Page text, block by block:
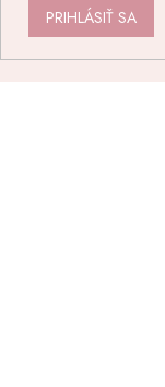
PRIHLÁSIŤ SA